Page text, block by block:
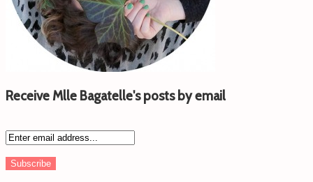
Receive Mlle Bagatelle's posts by email